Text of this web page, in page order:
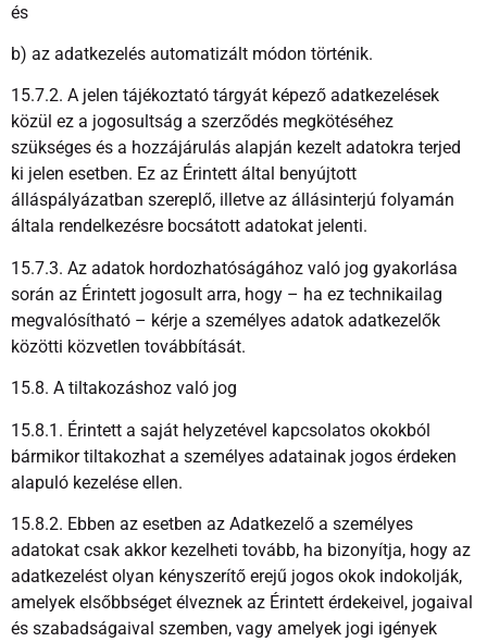
és
b) az adatkezelés automatizált módon történik.
15.7.2. A jelen tájékoztató tárgyát képező adatkezelések
közül ez a jogosultság a szerződés megkötéséhez
szükséges és a hozzájárulás alapján kezelt adatokra terjed
ki jelen esetben. Ez az Érintett által benyújtott
álláspályázatban szereplő, illetve az állásinterjú folyamán
általa rendelkezésre bocsátott adatokat jelenti.
15.7.3. Az adatok hordozhatóságához való jog gyakorlása
során az Érintett jogosult arra, hogy – ha ez technikailag
megvalósítható – kérje a személyes adatok adatkezelők
közötti közvetlen továbbítását.
15.8. A tiltakozáshoz való jog
15.8.1. Érintett a saját helyzetével kapcsolatos okokból
bármikor tiltakozhat a személyes adatainak jogos érdeken
alapuló kezelése ellen.
15.8.2. Ebben az esetben az Adatkezelő a személyes
adatokat csak akkor kezelheti tovább, ha bizonyítja, hogy az
adatkezelést olyan kényszerítő erejű jogos okok indokolják,
amelyek elsőbbséget élveznek az Érintett érdekeivel, jogaival
és szabadságaival szemben, vagy amelyek jogi igények